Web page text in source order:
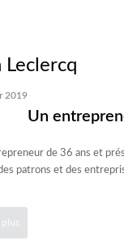
Leclercq
2019
Un
de 36 ans et
patrons et des